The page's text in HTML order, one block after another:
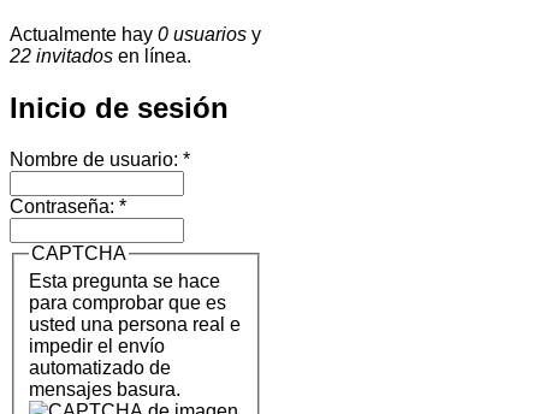
Actualmente hay 0 usuarios y
22 invitados en línea.
Inicio de sesión
Nombre de usuario: *
Contraseña: *
CAPTCHA
Esta pregunta se hace
para comprobar que es
usted una persona real e
impedir el envío
automatizado de
mensajes basura.